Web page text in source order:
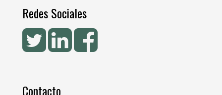
Redes Sociales
Contacto